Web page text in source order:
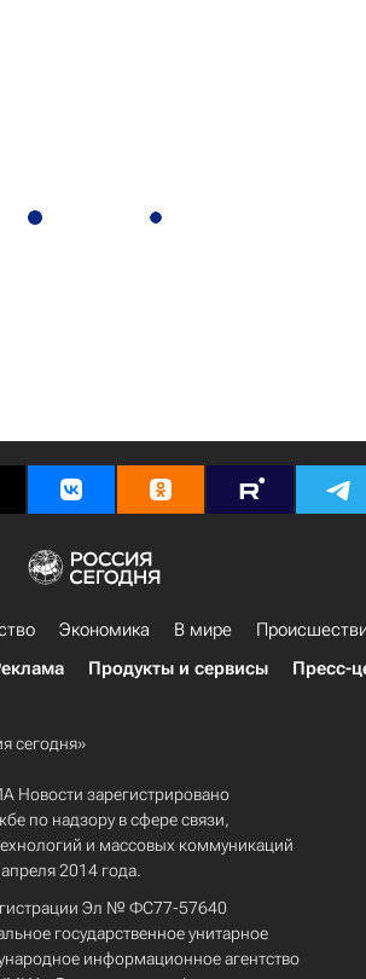
Экономика В мире
Продукты и сервисы Пресс-
сегодня»
Новости зарегистрировано
по надзору в сфере связи,
и массовых коммуникаций
2014 года.
Эл № ФС77-57640
государственное унитарное
информационное агентство